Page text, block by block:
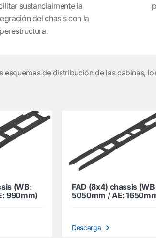
sustancialmente la
del chasis con la
de distribución de las cabinas,
(WB:
990mm)
FAD (8x4) chassis
5050mm / AE:
Descarga